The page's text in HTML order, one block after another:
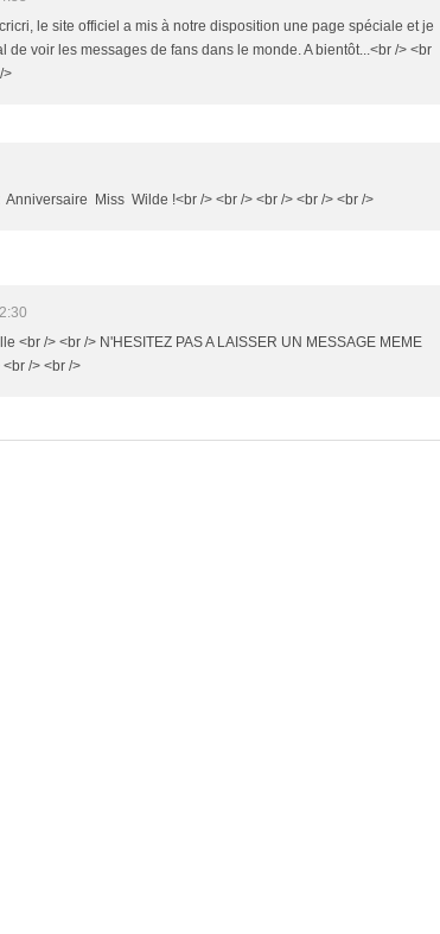
le site officiel a mis à notre disposition une page spéciale et je
de voir les messages de fans dans le monde. A bientôt...<br /> <br
>
Miss Wilde !<br /> <br /> <br /> <br /> <br />
<br /> <br /> N'HESITEZ PAS A LAISSER UN MESSAGE MEME
<br /> <br />